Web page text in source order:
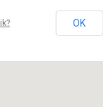
OK